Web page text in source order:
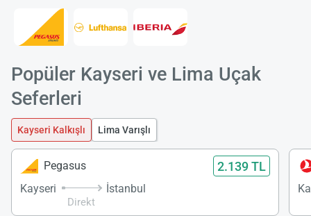
Popüler Kayseri ve Lima Uçak
Seferleri
Kayseri Kalkışlı Lima Varışlı
Pegasus 2.139 TL
Kayseri
Direkt
İstanbul